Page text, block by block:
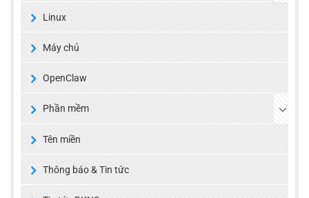
Linux
Máy chủ
OpenClaw
Phần mềm
Tên miền
Thông báo & Tin tức